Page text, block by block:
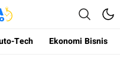
Bangsa
Tech Ekonomi Bisnis